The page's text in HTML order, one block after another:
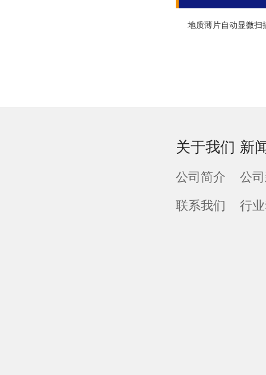
地质薄片自动显微扫
关于我们
公司简介
联系我们
新
公
行